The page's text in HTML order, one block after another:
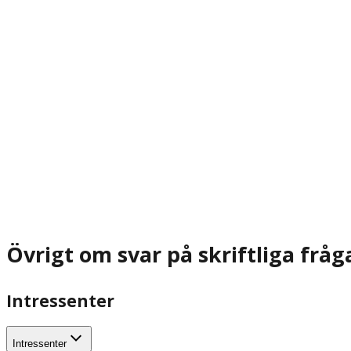
Övrigt om svar på skriftliga
Intressenter
Intressenter